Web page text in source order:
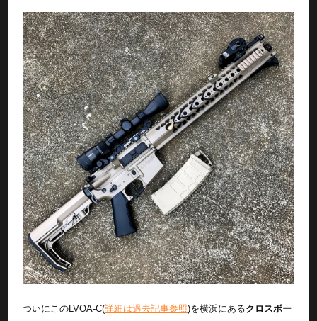
ついにこのLVOA-C(詳細は過去記事参照)を横浜にあるクロスボー